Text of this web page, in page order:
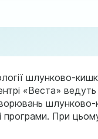
шлунково-
«Веста» ведуть
програми. При